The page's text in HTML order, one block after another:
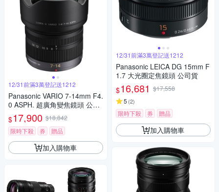
12/31前滿3萬登記送1212
Panasonic VARIO 7-14mm F4.
0 ASPH. 超廣角變焦鏡頭 公司
貨
$17,900 $18,842
限時下殺
券 贈品
加入購物車
12/31前滿3萬登記送1212
Panasonic LEICA DG 15mm F
1.7 大光圈定焦鏡頭 公司貨
$16,681 $17,558
5 (2)
限時下殺 券 贈品
加入購物車